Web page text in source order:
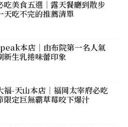
吃美食五選｜露天餐廳到散步
天吃不完的推薦清單
本店｜由布院第一名人氣
新生乳捲味蕾印象
福-天山本店｜福岡太宰府必吃
限定巨無霸草莓咬下爆汁